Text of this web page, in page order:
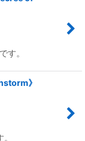
す。
》